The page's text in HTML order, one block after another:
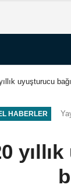
uyuşturucu
HABERLER
yıllık